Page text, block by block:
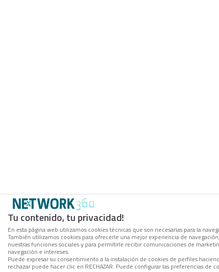
Tu contenido, tu privacidad!
En esta página web utilizamos cookies técnicas que son necesarias para la
También utilizamos cookies para ofrecerle una mejor experiencia de
nuestras funciones sociales y para permitirle recibir comunicaciones de
navegación e intereses.
Puede expresar su consentimiento a la instalación de cookies de perfiles
rechazar puede hacer clic en RECHAZAR. Puede configurar las preferencias de